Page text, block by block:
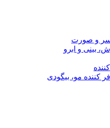
سر و صورت
بینی و ابرو
کننده مو، بیگودی